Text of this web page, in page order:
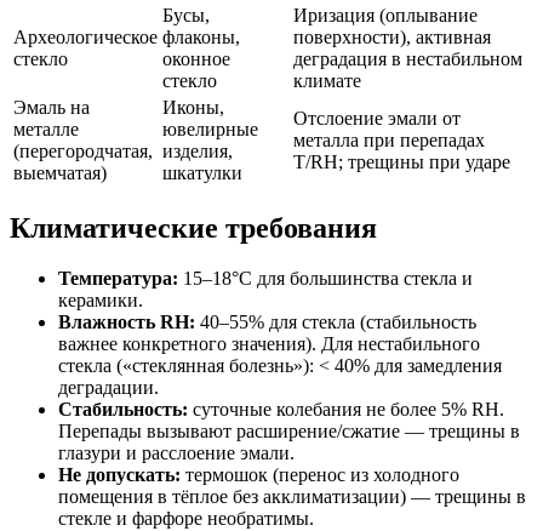
Археологическое
стекло
Бусы,
флаконы,
оконное
стекло
Иризация (оплывание
поверхности), активная
деградация в нестабильном
климате
Эмаль на
металле
(перегородчатая,
выемчатая)
Иконы,
ювелирные
изделия,
шкатулки
Отслоение эмали от
металла при перепадах
T/RH; трещины при ударе
Климатические требования
Температура: 15–18°С для большинства стекла и
керамики.
Влажность RH: 40–55% для стекла (стабильность
важнее конкретного значения). Для нестабильного
стекла («стеклянная болезнь»): < 40% для замедления
деградации.
Стабильность: суточные колебания не более 5% RH.
Перепады вызывают расширение/сжатие — трещины в
глазури и расслоение эмали.
Не допускать: термошок (перенос из холодного
помещения в тёплое без акклиматизации) — трещины в
стекле и фарфоре необратимы.